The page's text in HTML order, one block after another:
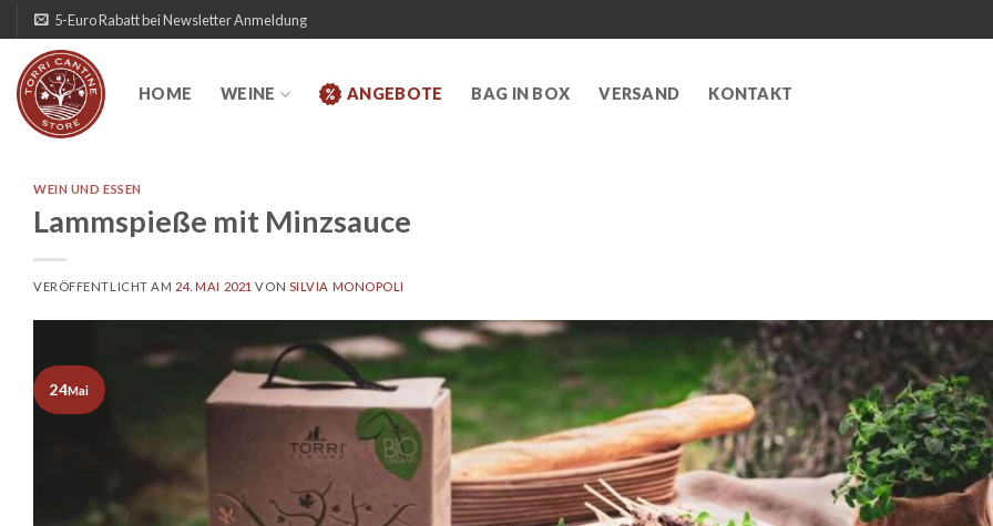
Inhalt
springen
5-Euro Rabatt bei Newsletter Anmeldung
HOME WEINE ANGEBOTE BAG IN BOX VERSAND KONTAKT
WEIN UND ESSEN
Lammspieße mit Minzsauce
VERÖFFENTLICHT AM 24. MAI 2021 VON SILVIA MONOPOLI
24Mai